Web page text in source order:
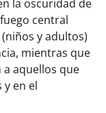
la oscuridad de
central
y adultos)
mientras que
a aquellos que
en el